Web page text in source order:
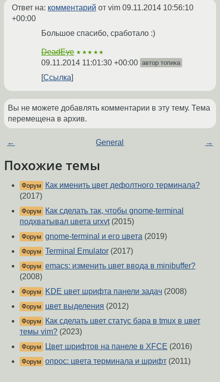
Ответ на: комментарий от vim 09.11.2014 10:56:10
+00:00
Большое спасибо, сработало :)
DeadEye ★★★★★
09.11.2014 11:01:30 +00:00 автор топика
Ссылка
Вы не можете добавлять комментарии в эту тему. Тема
перемещена в архив.
← General →
Похожие темы
Форум
Как именить цвет дефолтного терминала?
(2017)
Форум
Как сделать так, чтобы gnome-terminal
подхватывал цвета urxvt(2015)
Форум gnome-terminal и его цвета (2019)
Форум Terminal Emulator (2017)
Форум emacs: изменить цвет ввода в minibuffer?
(2008)
Форум KDE цвет шрифта панели задач (2008)
Форум цвет выделения (2012)
Форум
Как сделать цвет статус бара в tmux в цвет
темы vim? (2023)
Форум Цвет шрифтов на панеле в XFCE (2016)
Форум опрос: цвета терминала и шрифт (2011)